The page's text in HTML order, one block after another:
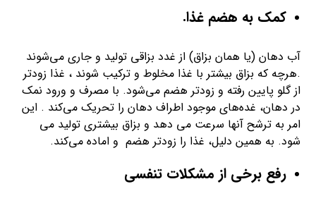
کمک به هضم غذا.
آب دهان (یا همان بزاق) از غدد بزاقی تولید و جاری می‌شوند
.هرچه که بزاق بیشتر با غذا مخلوط و ترکیب شوند ، غذا زودتر
از گلو پایین رفته و زودتر هضم می‌شود. با مصرف و ورود نمک
در دهان، غده‌های موجود اطراف دهان را تحریک می‌کند . این
امر به ترشح آنها سرعت می دهد و بزاق بیشتری تولید می
شود. به همین دلیل، غذا را زودتر هضم و اماده می‌کند.
رفع برخی از مشکلات تنفسی